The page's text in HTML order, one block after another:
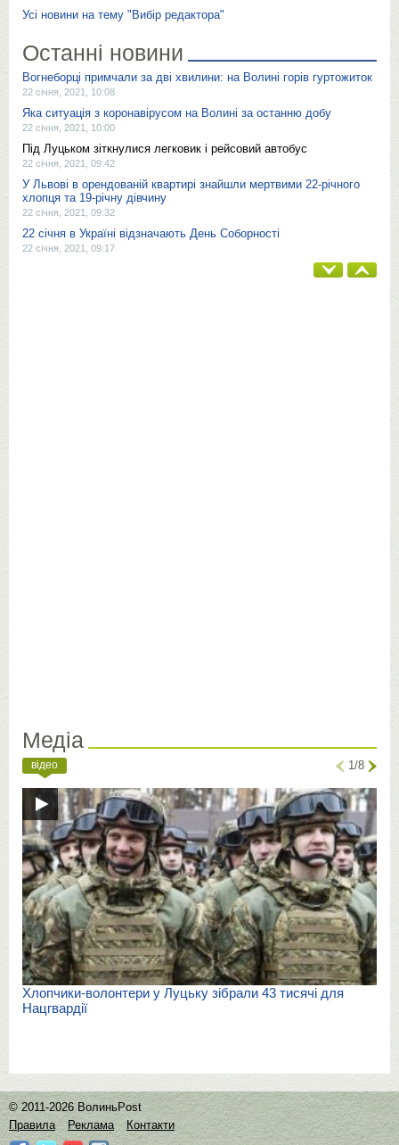
Усі новини на тему "Вибір редактора"
Останні новини
Вогнеборці примчали за дві хвилини: на Волині горів гуртожиток
22 січня, 2021, 10:08
Яка ситуація з коронавірусом на Волині за останню добу
22 січня, 2021, 10:00
Під Луцьком зіткнулися легковик і рейсовий автобус
22 січня, 2021, 09:42
У Львoвi в орендованій квaртирi знaйшли мeртвими 22-рiчнoгo
хлoпця тa 19-рiчнy дiвчинy
22 січня, 2021, 09:32
22 січня в Україні відзначають День Соборності
22 січня, 2021, 09:17
Медіа
відео 1/8
Хлопчики-волонтери у Луцьку зібрали 43 тисячі для
Нацгвардії
© 2011-2026 ВолиньPost
Правила
Реклама Контакти